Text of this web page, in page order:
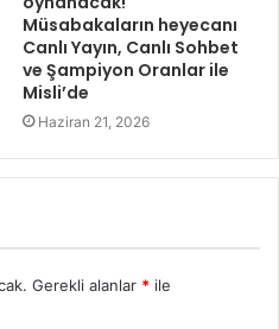
Müsabakaların heyecanı
Canlı Yayın, Canlı Sohbet
ve Şampiyon Oranlar ile
Misli’de
Haziran 21, 2026
Gerekli alanlar * ile